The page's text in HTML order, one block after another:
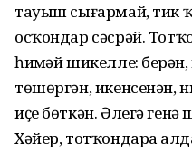
тауыш сығармай, тик
осҡондар сәсрәй.
һиҙмәй шикелле:
төшөргән, икенсенән,
иҫе бөткән. Әлегә генә
Хәйер, тотҡондарҙа